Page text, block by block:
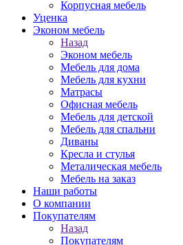
Корпусная мебель
Уценка
Эконом мебель
Назад
Эконом мебель
Мебель для дома
Мебель для кухни
Матрасы
Офисная мебель
Мебель для детской
Мебель для спальни
Диваны
Кресла и стулья
Металическая мебель
Мебель на заказ
Наши работы
О компании
Покупателям
Назад
Покупателям